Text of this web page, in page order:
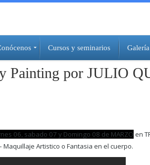
Cursos y seminarios
Painting por JULIO
06, sabado 07 y Domingo 08 de MARZO en
Artistico o Fantasia en el cuerpo.